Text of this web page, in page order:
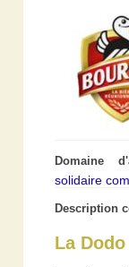
Domaine
solidaire
Description
La